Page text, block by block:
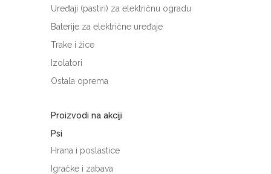
Uređaji (pastiri) za električnu ogradu
Baterije za električne uređaje
Trake i žice
Izolatori
Ostala oprema
Proizvodi na akciji
Psi
Hrana i poslastice
Igračke i zabava